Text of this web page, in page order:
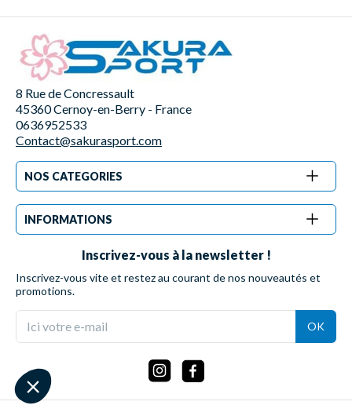
8 Rue de Concressault
45360 Cernoy-en-Berry - France
0636952533
Contact@sakurasport.com
NOS CATEGORIES
INFORMATIONS
Inscrivez-vous à la newsletter !
Inscrivez-vous vite et restez au courant de nos nouveautés et
promotions.